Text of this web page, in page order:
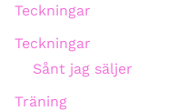
Teckningar
Teckningar
Sånt jag säljer
Träning